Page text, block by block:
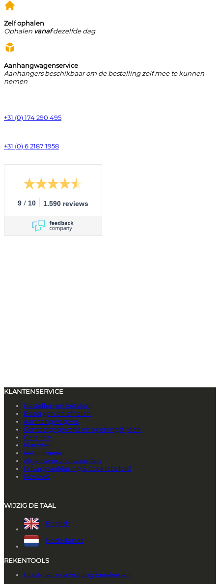
Zelf ophalen
Ophalen vanafdezelfde dag
Aanhangwagenservice
Aanhangers beschikbaar om de bestelling zelf mee te kunnen
nemen
+31 (0) 174 290 495
+31 (0) 6 2187 1958
9 / 10 1.590 reviews
KLANTENSERVICE
Bestellen en betalen
Bezorgen en afhalen
Aanhangwagens
Contactgegevens en openingstijden
Garantie
Klachten
Retourneren
Algemene voorwaarden
Privacy verklaring & Cookiebeleid
Reviews
WIJZIG DE TAAL
English
Nederlands
REKENTOOLS
Hout-beton schutting berekenen